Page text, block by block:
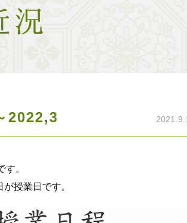
2022,3
。
授業日です。